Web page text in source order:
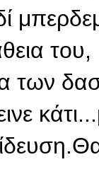
του,
των